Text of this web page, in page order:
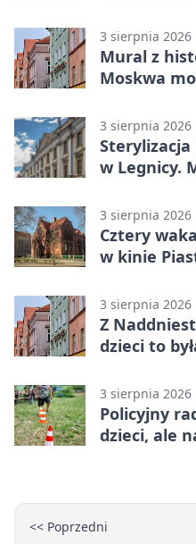
3 sierpnia 2026
Mural z
Moskwa
3 sierpnia 2026
w Legnicy.
3 sierpnia 2026
Cztery
w kinie
3 sierpnia 2026
Z
dzieci to
3 sierpnia 2026
Policyjny
dzieci, ale
<< Poprzedni